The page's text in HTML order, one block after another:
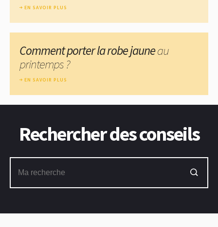
EN SAVOIR PLUS
Comment porter la robe jauneau
printemps ?
EN SAVOIR PLUS
Rechercher des conseils